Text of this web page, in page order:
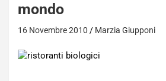
mondo
16 Novembre 2010 Marzia Giupponi